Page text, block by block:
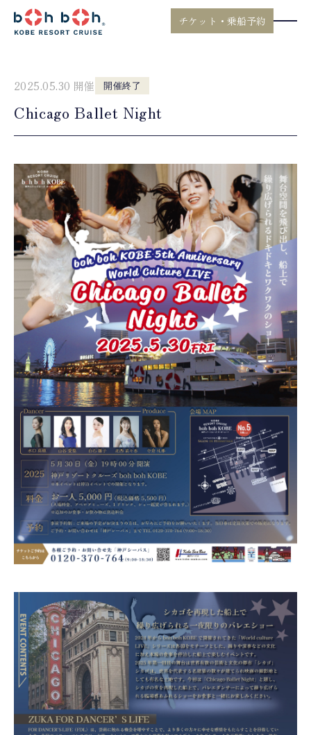
チケット・乗船予約
2025.05.30 開催 開催終了
Chicago Ballet Night